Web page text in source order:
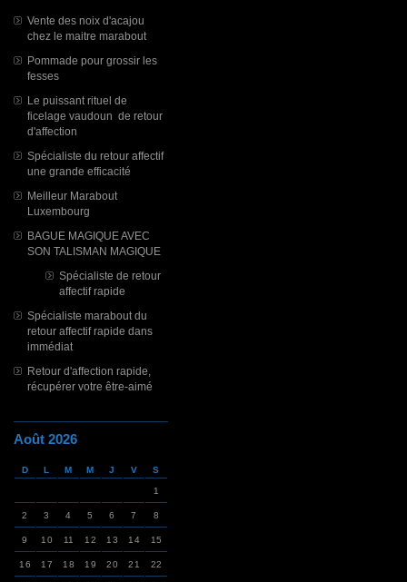
Vente des noix d'acajou
chez le maitre marabout
Pommade pour grossir les
fesses
Le puissant rituel de
ficelage vaudoun de retour
d'affection
Spécialiste du retour affectif
une grande efficacité
Meilleur Marabout
Luxembourg
BAGUE MAGIQUE AVEC
SON TALISMAN MAGIQUE
Spécialiste de retour
affectif rapide
Spécialiste marabout du
retour affectif rapide dans
immédiat
Retour d'affection rapide,
récupérer votre être-aimé
Août 2026
D L M M J V S
1
2 3 4 5 6 7 8
9 10 11 12 13 14 15
16 17 18 19 20 21 22